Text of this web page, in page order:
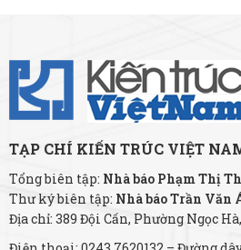
TẠP CHÍ KIẾN TRÚC VIỆT
Tổng biên tập: Nhà báo Phạm Thị
Thư ký biên tập: Nhà báo Trần Văn
Địa chỉ: 389 Đội Cấn, Phường Ngọc